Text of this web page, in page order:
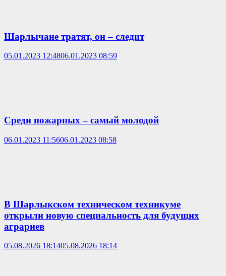
Шарлычане тратят, он – следит
05.01.2023 12:4806.01.2023 08:59
Среди пожарных – самый молодой
06.01.2023 11:5606.01.2023 08:58
В Шарлыкском техническом техникуме
открыли новую специальность для будущих
аграриев
05.08.2026 18:1405.08.2026 18:14